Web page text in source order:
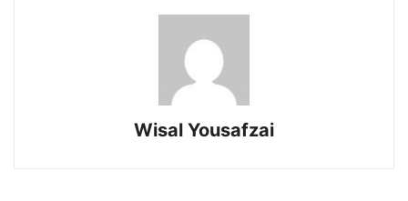
Wisal Yousafzai